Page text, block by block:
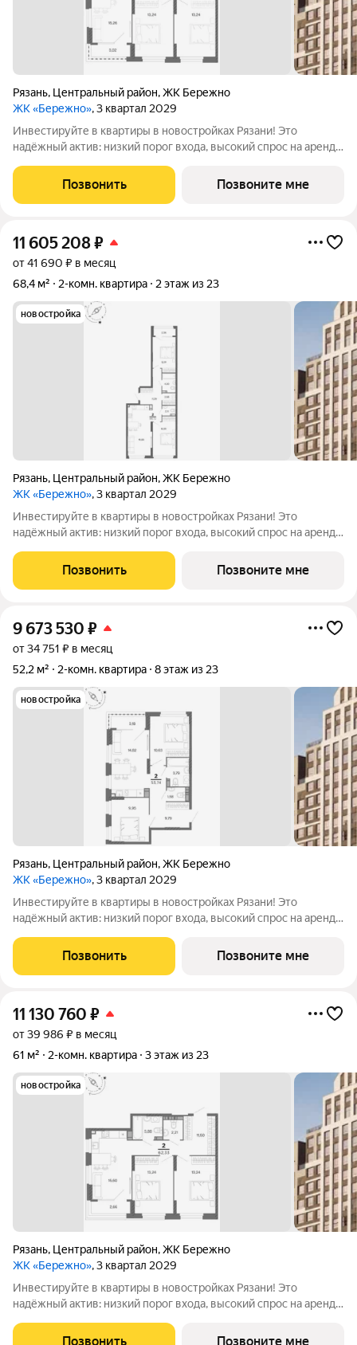
Рязань, Центральный район,ЖК Бережно
ЖК «Бережно», 3 квартал 2029
Инвестируйте в квартиры в новостройках Рязани! Это
надёжный актив: низкий порог входа, высокий спрос на аренду
Жилой квартал «Бережно» это проект класса Бизнес,
созданный с уважением к городу и
Позвонить Позвоните мне
11 605 208₽
от 41 690 ₽ в месяц
68,4 м²
2-комн. квартира 2 этаж из 23
новостройка
Рязань, Центральный район,ЖК Бережно
ЖК «Бережно», 3 квартал 2029
Инвестируйте в квартиры в новостройках Рязани! Это
надёжный актив: низкий порог входа, высокий спрос на аренду
Жилой квартал «Бережно» это проект класса Бизнес,
созданный с уважением к городу и
Позвонить Позвоните мне
9 673 530 ₽
от 34 751 ₽ в месяц
52,2 м²
2-комн. квартира 8 этаж из 23
новостройка
Рязань, Центральный район,ЖК Бережно
ЖК «Бережно», 3 квартал 2029
Инвестируйте в квартиры в новостройках Рязани! Это
надёжный актив: низкий порог входа, высокий спрос на аренду
Жилой квартал «Бережно» это проект класса Бизнес,
созданный с уважением к городу и
Позвонить Позвоните мне
11 130 760 ₽
от 39 986 ₽ в месяц
61 м²
2-комн. квартира 3 этаж из 23
новостройка
Рязань, Центральный район,ЖК Бережно
ЖК «Бережно», 3 квартал 2029
Инвестируйте в квартиры в новостройках Рязани! Это
надёжный актив: низкий порог входа, высокий спрос на аренду
Жилой квартал «Бережно» это проект класса Бизнес,
Позвонить Позвоните мне